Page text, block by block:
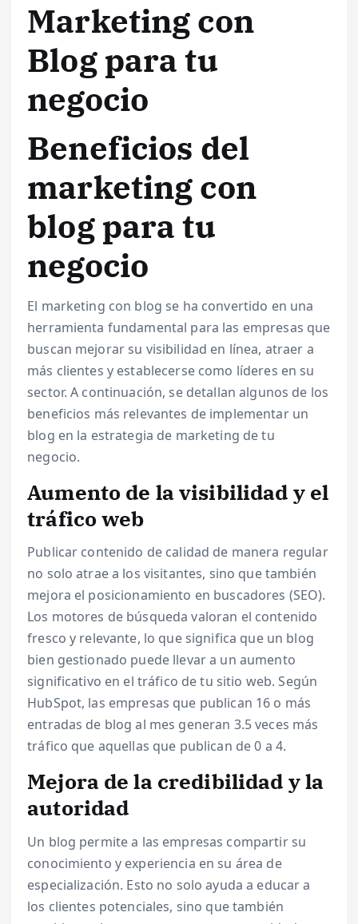
Marketing con
Blog para tu
negocio
Beneficios del
marketing con
blog para tu
negocio
El marketing con blog se ha convertido en una
herramienta fundamental para las empresas que
buscan mejorar su visibilidad en línea, atraer a
más clientes y establecerse como líderes en su
sector. A continuación, se detallan algunos de los
beneficios más relevantes de implementar un
blog en la estrategia de marketing de tu
negocio.
Aumento de la visibilidad y el
tráfico web
Publicar contenido de calidad de manera regular
no solo atrae a los visitantes, sino que también
mejora el posicionamiento en buscadores (SEO).
Los motores de búsqueda valoran el contenido
fresco y relevante, lo que significa que un blog
bien gestionado puede llevar a un aumento
significativo en el tráfico de tu sitio web. Según
HubSpot, las empresas que publican 16 o más
entradas de blog al mes generan 3.5 veces más
tráfico que aquellas que publican de 0 a 4.
Mejora de la credibilidad y la
autoridad
Un blog permite a las empresas compartir su
conocimiento y experiencia en su área de
especialización. Esto no solo ayuda a educar a
los clientes potenciales, sino que también